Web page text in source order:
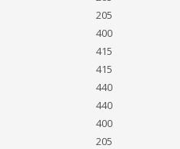
205
400
415
415
440
440
400
205